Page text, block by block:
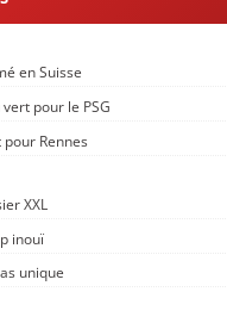
en Suisse
pour le PSG
pour Rennes
XXL
inouï
unique